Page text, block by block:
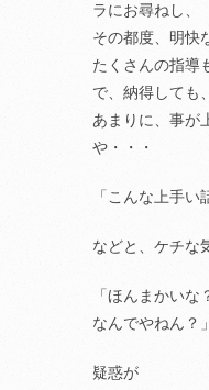
ラにお尋ねし、
その都度、明快
たくさんの指導
で、納得しても、
あまりに、事が
や・・・
「こんな上手い
などと、ケチな
「ほんまかいな
なんでやねん？」
疑惑が